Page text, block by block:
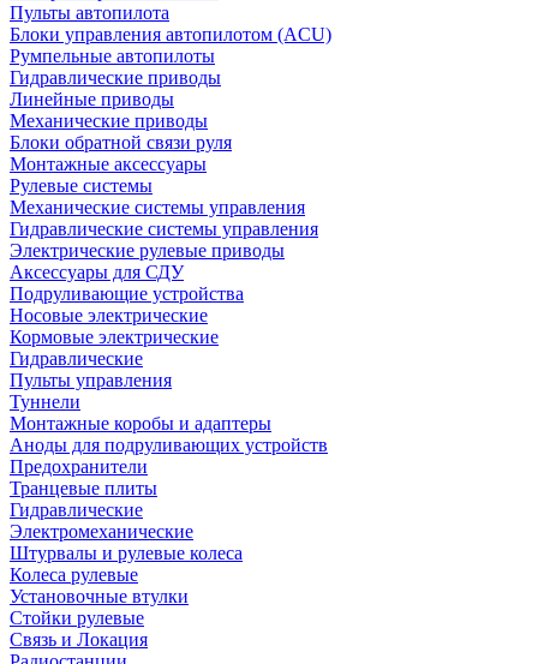
Пульты автопилота
Блоки управления автопилотом (ACU)
Румпельные автопилоты
Гидравлические приводы
Линейные приводы
Механические приводы
Блоки обратной связи руля
Монтажные аксессуары
Рулевые системы
Механические системы управления
Гидравлические системы управления
Электрические рулевые приводы
Аксессуары для СДУ
Подруливающие устройства
Носовые электрические
Кормовые электрические
Гидравлические
Пульты управления
Туннели
Монтажные коробы и адаптеры
Аноды для подруливающих устройств
Предохранители
Транцевые плиты
Гидравлические
Электромеханические
Штурвалы и рулевые колеса
Колеса рулевые
Установочные втулки
Стойки рулевые
Связь и Локация